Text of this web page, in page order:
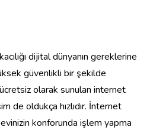
dijital dünyanın gereklerine
güvenlikli bir şekilde
ücretsiz olarak sunulan internet
de oldukça hızlıdır. İnternet
evinizin konforunda işlem yapma